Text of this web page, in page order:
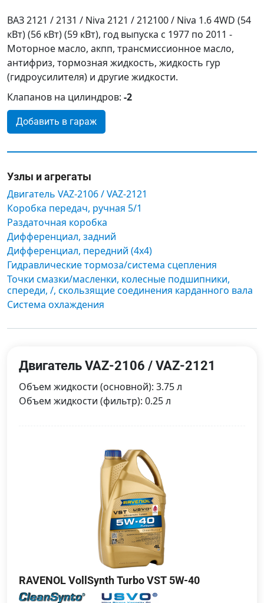
ВАЗ 2121 / 2131 / Niva 2121 / 212100 / Niva 1.6 4WD (54
кВт) (56 кВт) (59 кВт), год выпуска с 1977 по 2011 -
Моторное масло, акпп, трансмиссионное масло,
антифриз, тормозная жидкость, жидкость гур
(гидроусилителя) и другие жидкости.
Клапанов на цилиндров: -2
Добавить в гараж
Узлы и агрегаты
Двигатель VAZ-2106 / VAZ-2121
Коробка передач, ручная 5/1
Раздаточная коробка
Дифференциал, задний
Дифференциал, передний (4x4)
Гидравлические тормоза/система сцепления
Точки смазки/масленки, колесные подшипники,
спереди, /, скользящие соединения карданного вала
Система охлаждения
Двигатель VAZ-2106 / VAZ-2121
Объем жидкости (основной): 3.75 л
Объем жидкости (фильтр): 0.25 л
RAVENOL VollSynth Turbo VST 5W-40